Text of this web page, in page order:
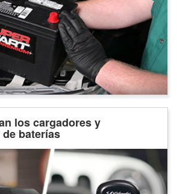
los cargadores y
baterías